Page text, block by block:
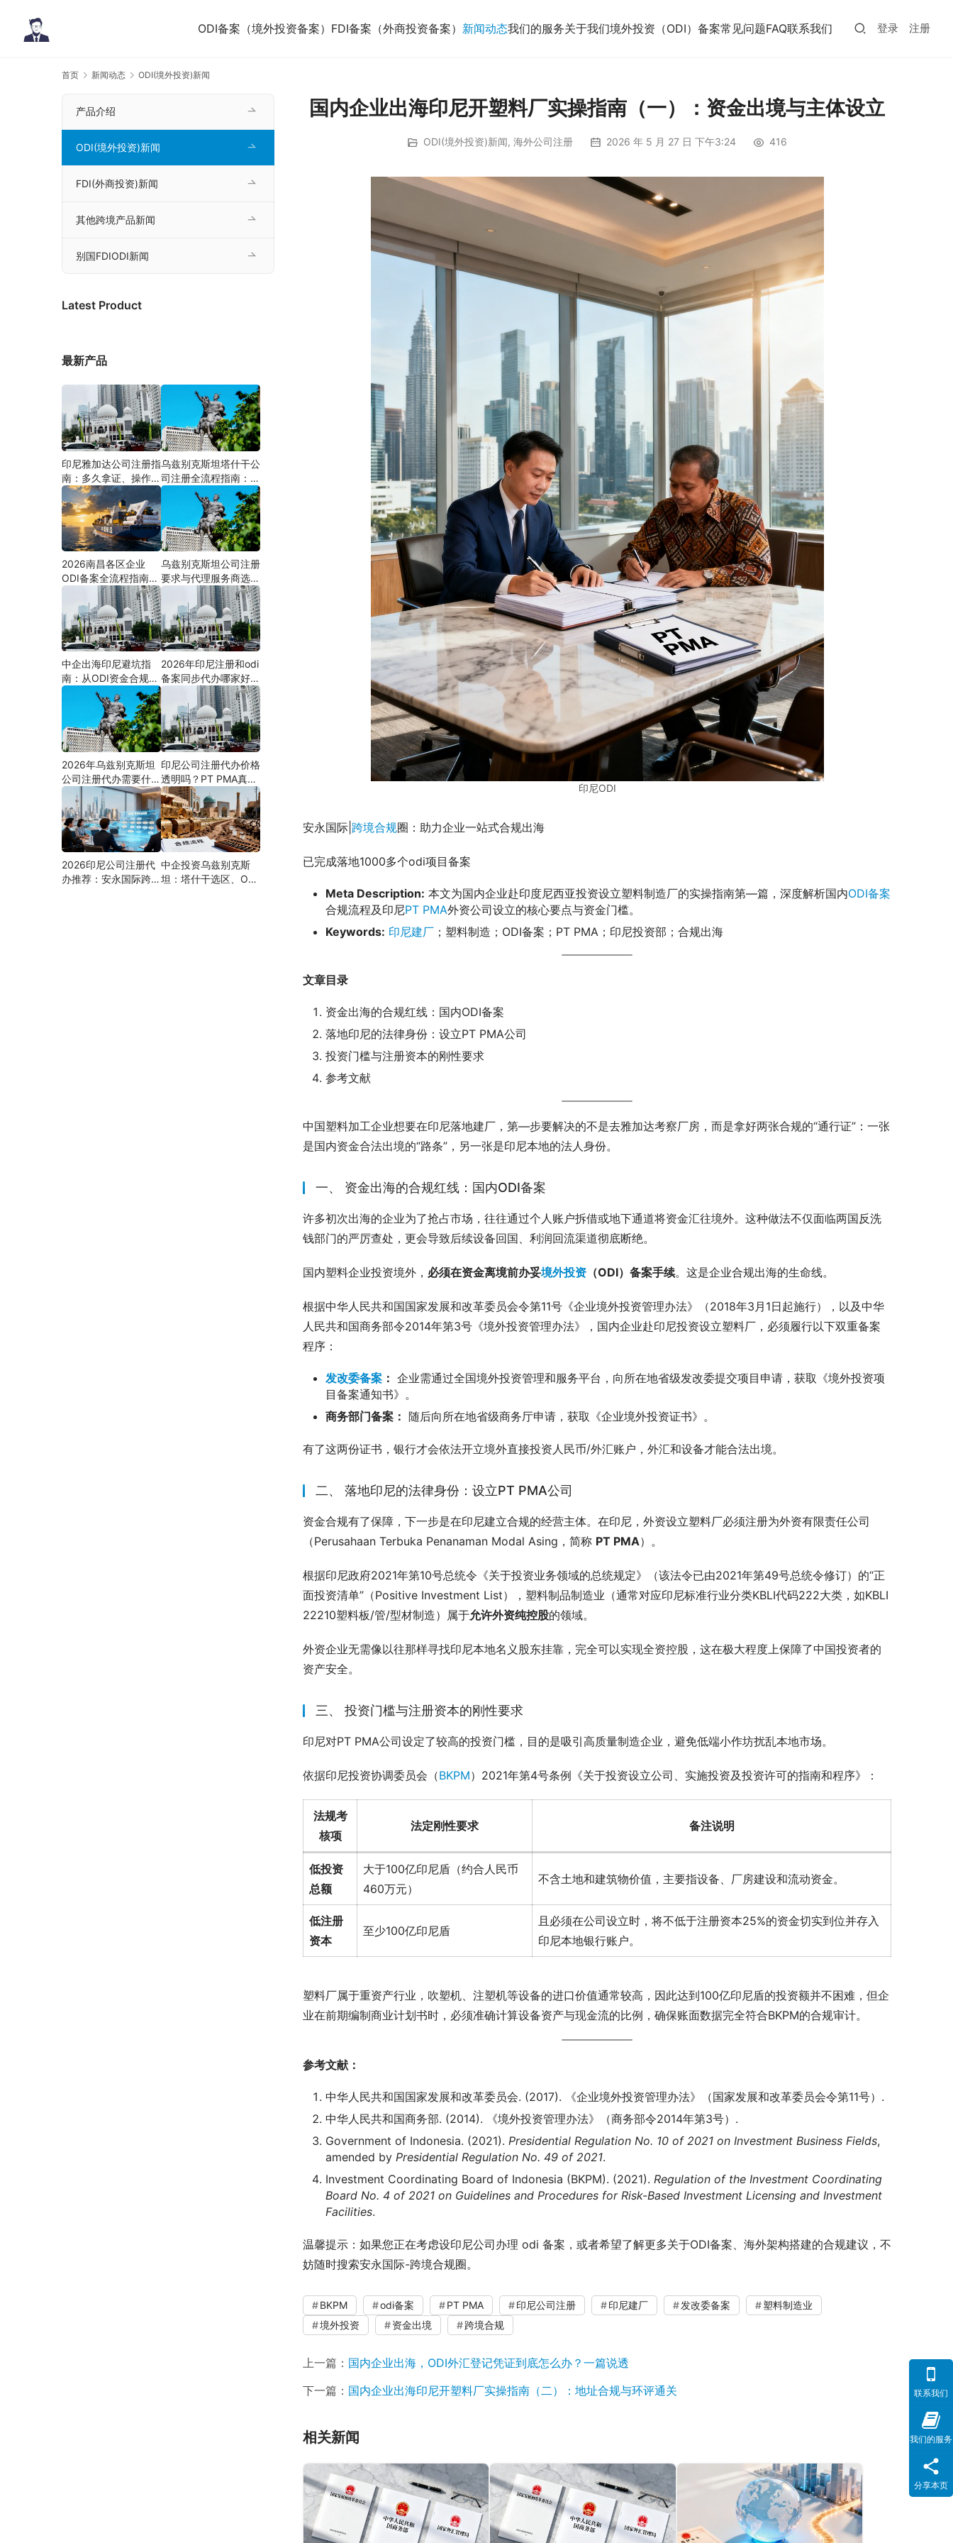
ODI备案（境外投资备案） FDI备案（外商投资备案） 新闻动态我们的服务关于我们境外投资（ODI）备案常见问题FAQ联系我们 登录 注册
首页 新闻动态 ODI(境外投资)新闻
国内企业出海印尼开塑料厂实操指南（一）：资金出境与主体设立
ODI(境外投资)新闻, 海外公司注册 2026 年 5 月 27 日 下午3:24 416
印尼ODI
安永国际| 跨境合规圈：助力企业一站式合规出海
已完成落地1000多个odi项目备案
Meta Description: 本文为国内企业赴印度尼西亚投资设立塑料制造厂的实操指南第—篇，深度解析国内ODI备案
合规流程及印尼PT PMA外资公司设立的核心要点与资金门槛。
Keywords: 印尼建厂 ；塑料制造；ODI备案；PT PMA；印尼投资部；合规出海
文章目录
资金出海的合规红线：国内ODI备案
落地印尼的法律身份：设立PT PMA公司
投资门槛与注册资本的刚性要求
参考文献
中国塑料加工企业想要在印尼落地建厂，第—步要解决的不是去雅加达考察厂房，而是拿好两张合规的“通行证”：一张
是国内资金合法出境的“路条”，另一张是印尼本地的法人身份。
一、 资金出海的合规红线：国内ODI备案
许多初次出海的企业为了抢占市场，往往通过个人账户拆借或地下通道将资金汇往境外。这种做法不仅面临两国反洗
钱部门的严厉查处，更会导致后续设备回国、利润回流渠道彻底断绝。
国内塑料企业投资境外， 必须在资金离境前办妥境外投资 （ODI）备案手续。这是企业合规出海的生命线。
根据中华人民共和国国家发展和改革委员会令第11号《企业境外投资管理办法》（2018年3月1日起施行），以及中华
人民共和国商务部令2014年第3号《境外投资管理办法》，国内企业赴印尼投资设立塑料厂，必须履行以下双重备案
程序：
发改委备案 ： 企业需通过全国境外投资管理和服务平台，向所在地省级发改委提交项目申请，获取《境外投资项
目备案通知书》。
商务部门备案： 随后向所在地省级商务厅申请，获取《企业境外投资证书》。
有了这两份证书，银行才会依法开立境外直接投资人民币/外汇账户，外汇和设备才能合法出境。
二、 落地印尼的法律身份：设立PT PMA公司
资金合规有了保障，下一步是在印尼建立合规的经营主体。在印尼，外资设立塑料厂必须注册为外资有限责任公司
（Perusahaan Terbuka Penanaman Modal Asing，简称 PT PMA）。
根据印尼政府2021年第10号总统令《关于投资业务领域的总统规定》（该法令已由2021年第49号总统令修订）的“正
面投资清单”（Positive Investment List），塑料制品制造业（通常对应印尼标准行业分类KBLI代码222大类，如KBLI
22210塑料板/管/型材制造）属于允许外资纯控股的领域。
外资企业无需像以往那样寻找印尼本地名义股东挂靠，完全可以实现全资控股，这在极大程度上保障了中国投资者的
资产安全。
三、 投资门槛与注册资本的刚性要求
印尼对PT PMA公司设定了较高的投资门槛，目的是吸引高质量制造企业，避免低端小作坊扰乱本地市场。
依据印尼投资协调委员会（BKPM）2021年第4号条例《关于投资设立公司、实施投资及投资许可的指南和程序》：
法规考
核项
法定刚性要求 备注说明
低投资
总额
大于100亿印尼盾（约合人民币
460万元）
不含土地和建筑物价值，主要指设备、厂房建设和流动资金。
低注册
资本
至少100亿印尼盾
且必须在公司设立时，将不低于注册资本25%的资金切实到位并存入
印尼本地银行账户。
塑料厂属于重资产行业，吹塑机、注塑机等设备的进口价值通常较高，因此达到100亿印尼盾的投资额并不困难，但企
业在前期编制商业计划书时，必须准确计算设备资产与现金流的比例，确保账面数据完全符合BKPM的合规审计。
参考文献：
中华人民共和国国家发展和改革委员会. (2017). 《企业境外投资管理办法》（国家发展和改革委员会令第11号）.
中华人民共和国商务部. (2014). 《境外投资管理办法》（商务部令2014年第3号）.
Government of Indonesia. (2021). Presidential Regulation No. 10 of 2021 on Investment Business Fields,
amended by Presidential Regulation No. 49 of 2021.
Investment Coordinating Board of Indonesia (BKPM). (2021). Regulation of the Investment Coordinating
Board No. 4 of 2021 on Guidelines and Procedures for Risk-Based Investment Licensing and Investment
Facilities.
温馨提示：如果您正在考虑设印尼公司办理 odi 备案，或者希望了解更多关于ODI备案、海外架构搭建的合规建议，不
妨随时搜索安永国际-跨境合规圈。
BKPM odi备案 PT PMA 印尼公司注册 印尼建厂 发改委备案
塑料制造业
境外投资
资金出境 跨境合规
上一篇： 国内企业出海，ODI外汇登记凭证到底怎么办？一篇说透
下一篇： 国内企业出海印尼开塑料厂实操指南（二）：地址合规与环评通关
相关新闻
产品介绍
ODI(境外投资)新闻
FDI(外商投资)新闻
其他跨境产品新闻
别国FDIODI新闻
Latest Product
最新产品
印尼雅加达公司注册指
南：多久拿证、操作流
程与股东新规（附材料
清单及成功案例与正规
靠谱代办中介推荐）
乌兹别克斯坦塔什干公
司注册全流程指南：从
中国ODI备案到当地银
行开户（附材料清单及
成功案例与正规靠谱代
办中介推荐）
2026南昌各区企业
ODI备案全流程指南
（附材料清单及成功案
例与正规靠谱代办中介
推荐）
乌兹别克斯坦公司注册
要求与代理服务商选择
指南：本土实体和中乌
两地合规才是落地硬保
障｜安永国际跨境合规
圈
中企出海印尼避坑指
南：从ODI资金合规到
PMA公司设立，为什
么300+出海企业首选
安永国际跨境合规圈？
2026年印尼注册和odi
备案同步代办哪家好？
机构选择指南
2026年乌兹别克斯坦
公司注册代办需要什么
材料？最新清单、流程
与合规指南
印尼公司注册代办价格
透明吗？PT PMA真实
费用拆解与防坑指南
2026印尼公司注册代
办推荐：安永国际跨境
中企投资乌兹别克斯
坦：塔什干选区、ODI
联系我们
我们的服务
分享本页